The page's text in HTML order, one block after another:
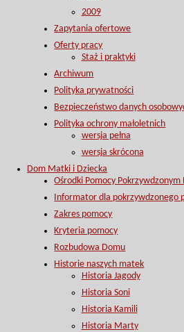
2009
Zapytania ofertowe
Oferty pracy
Staż i praktyki
Archiwum
Polityka prywatności
Bezpieczeństwo danych
Polityka ochrony małoletnich
wersja pełna
wersja skrócona
Dom Matki i Dziecka
Ośrodki Pomocy
Informator dla pokrzywdzonego
Zakres pomocy
Kryteria pomocy
Rozbudowa Domu
Historie naszych matek
Historia Jagody
Historia Soni
Historia Kamili
Historia Marty